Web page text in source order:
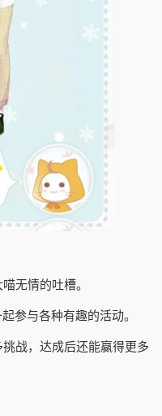
无情的吐槽。
参与各种有趣的活动。
战，达成后还能赢得更多